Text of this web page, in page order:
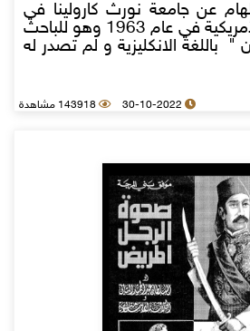
عن جامعة نورث كارولينا في
الولايات المتحدة الأمريكية في عام 1963 وهو للباحث
باللغة الانكليزية و لم تصدر له
30-10-2022 143918 مشاهدة